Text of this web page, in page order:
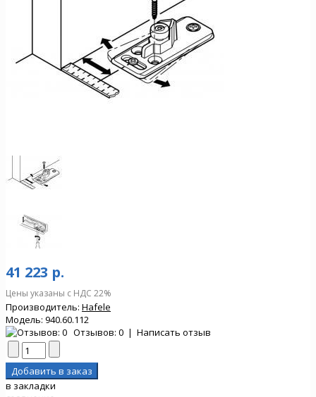
41 223 р.
Цены указаны с НДС 22%
Производитель: Hafele
Модель: 940.60.112
Отзывов: 0 | Написать отзыв
в закладки